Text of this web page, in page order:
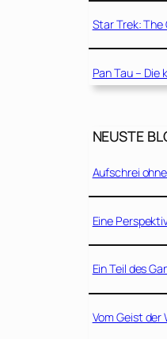
Star Trek:
Pan Tau –
NEUSTE
Aufschrei
Eine
Ein Teil des
Vom Geist der